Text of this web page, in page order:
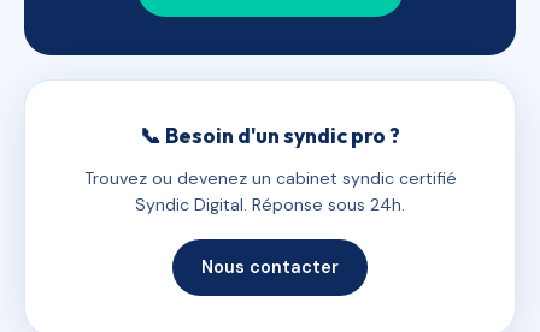
📞 Besoin d'un syndic pro ?
Trouvez ou devenez un cabinet syndic certifié
Syndic Digital. Réponse sous 24h.
Nous contacter